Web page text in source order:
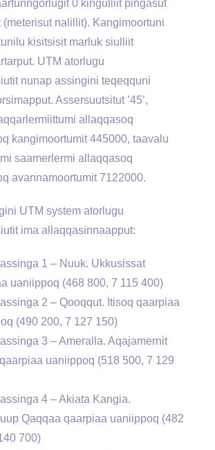
0 kingulliit pingasut
(meterisut nalillit). Kangimoortuni
kisitsisit marluk siulliit
UTM atorlugu
nunap assingini teqeqquni
Assersuutsitut ’45’,
allaqqasoq
kangimoortumit 445000, taavalu
saamerlermi allaqqasoq
avannamoortumit 7122000.
UTM system atorlugu
ima allaqqasinnaapput:
1 – Nuuk. Ukkusissat
uaniippoq (468 800, 7 115 400)
2 – Qooqqut. Itisoq qaarpiaa
(490 200, 7 127 150)
3 – Ameralla. Aqajamernit
uaniippoq (518 500, 7 129
4 – Akiata Kangia.
Qaqqaa qaarpiaa uaniippoq (482
700)